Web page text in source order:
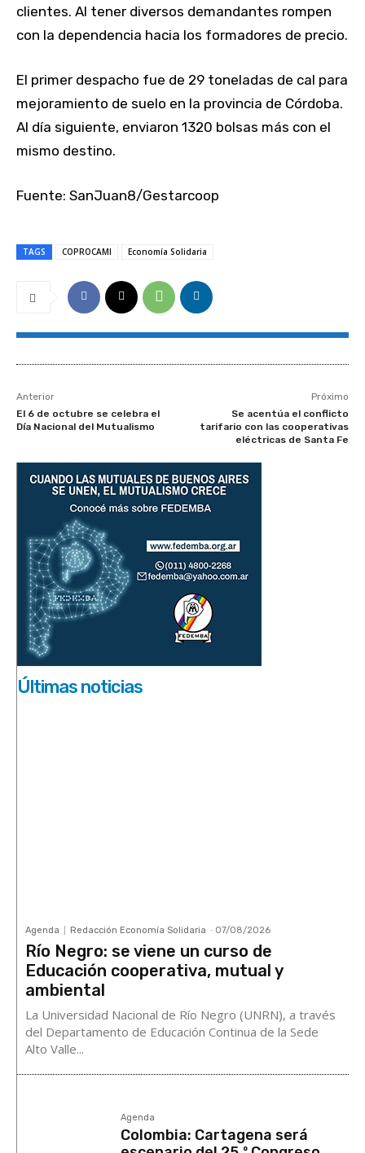
clientes. Al tener diversos demandantes rompen
con la dependencia hacia los formadores de precio.
El primer despacho fue de 29 toneladas de cal para
mejoramiento de suelo en la provincia de Córdoba.
Al día siguiente, enviaron 1320 bolsas más con el
mismo destino.
Fuente: SanJuan8/Gestarcoop
TAGS COPROCAMI Economía Solidaria
Anterior
El 6 de octubre se celebra el
Día Nacional del Mutualismo
Próximo
Se acentúa el conflicto
tarifario con las cooperativas
eléctricas de Santa Fe
Últimas noticias
Agenda Redacción Economía Solidaria - 07/08/2026
Río Negro: se viene un curso de
Educación cooperativa, mutual y
ambiental
La Universidad Nacional de Río Negro (UNRN), a través
del Departamento de Educación Continua de la Sede
Alto Valle...
Agenda
Colombia: Cartagena será